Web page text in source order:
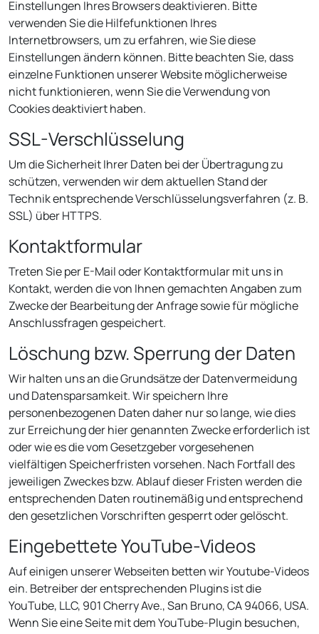
Einstellungen Ihres Browsers deaktivieren. Bitte
verwenden Sie die Hilfefunktionen Ihres
Internetbrowsers, um zu erfahren, wie Sie diese
Einstellungen ändern können. Bitte beachten Sie, dass
einzelne Funktionen unserer Website möglicherweise
nicht funktionieren, wenn Sie die Verwendung von
Cookies deaktiviert haben.
SSL-Verschlüsselung
Um die Sicherheit Ihrer Daten bei der Übertragung zu
schützen, verwenden wir dem aktuellen Stand der
Technik entsprechende Verschlüsselungsverfahren (z. B.
SSL) über HTTPS.
Kontaktformular
Treten Sie per E-Mail oder Kontaktformular mit uns in
Kontakt, werden die von Ihnen gemachten Angaben zum
Zwecke der Bearbeitung der Anfrage sowie für mögliche
Anschlussfragen gespeichert.
Löschung bzw. Sperrung der Daten
Wir halten uns an die Grundsätze der Datenvermeidung
und Datensparsamkeit. Wir speichern Ihre
personenbezogenen Daten daher nur so lange, wie dies
zur Erreichung der hier genannten Zwecke erforderlich ist
oder wie es die vom Gesetzgeber vorgesehenen
vielfältigen Speicherfristen vorsehen. Nach Fortfall des
jeweiligen Zweckes bzw. Ablauf dieser Fristen werden die
entsprechenden Daten routinemäßig und entsprechend
den gesetzlichen Vorschriften gesperrt oder gelöscht.
Eingebettete YouTube-Videos
Auf einigen unserer Webseiten betten wir Youtube-Videos
ein. Betreiber der entsprechenden Plugins ist die
YouTube, LLC, 901 Cherry Ave., San Bruno, CA 94066, USA.
Wenn Sie eine Seite mit dem YouTube-Plugin besuchen,